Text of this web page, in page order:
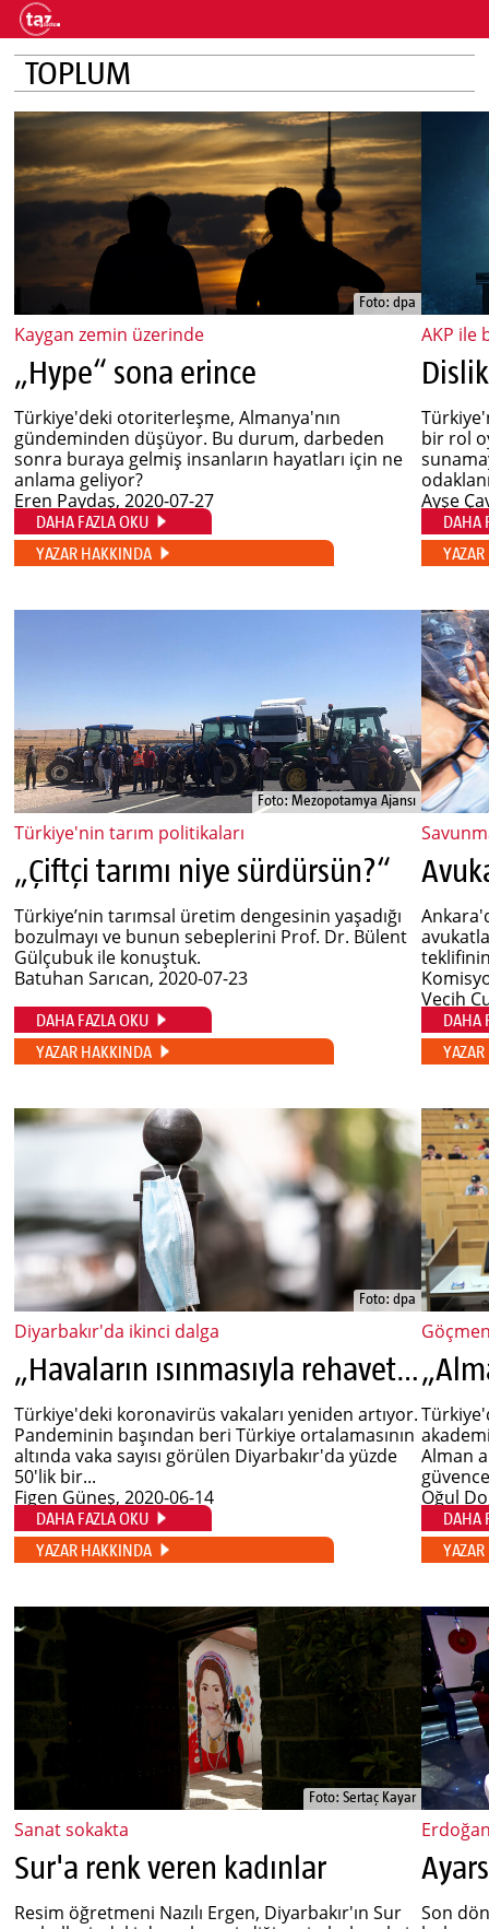
TOPLUM
Foto: dpa
Kaygan zemin üzerinde
„Hype“ sona erince
Türkiye'deki otoriterleşme, Almanya'nın
gündeminden düşüyor. Bu durum, darbeden
sonra buraya gelmiş insanların hayatları için ne
anlama geliyor?
Eren Paydaş, 2020-07-27
DAHA FAZLA OKU
YAZAR HAKKINDA
AKP ile
bir rol
Ayşe
DAHA
Foto: Mezopotamya Ajansı
Türkiye'nin tarım politikaları
„Çiftçi tarımı niye sürdürsün?“
Türkiye’nin tarımsal üretim dengesinin yaşadığı
bozulmayı ve bunun sebeplerini Prof. Dr. Bülent
Gülçubuk ile konuştuk.
Batuhan Sarıcan, 2020-07-23
DAHA FAZLA OKU
YAZAR HAKKINDA
Vecih
DAHA
Foto: dpa
Diyarbakır'da ikinci dalga
„Havaların ısınmasıyla rehavet çöktü“
Türkiye'deki koronavirüs vakaları yeniden artıyor.
Pandeminin başından beri Türkiye ortalamasının
altında vaka sayısı görülen Diyarbakır'da yüzde
50'lik bir...
Figen Güneş, 2020-06-14
DAHA FAZLA OKU
YAZAR HAKKINDA
Alman
Oğul
DAHA
Foto: Sertaç Kayar
Sanat sokakta
Sur'a renk veren kadınlar
Resim öğretmeni Nazılı Ergen, Diyarbakır'ın Sur
Son